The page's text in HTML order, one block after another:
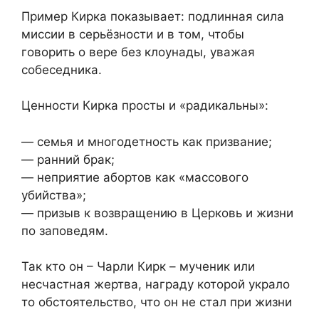
Пример Кирка показывает: подлинная сила
миссии в серьёзности и в том, чтобы
говорить о вере без клоунады, уважая
собеседника.
Ценности Кирка просты и «радикальны»:
— семья и многодетность как призвание;
— ранний брак;
— неприятие абортов как «массового
убийства»;
— призыв к возвращению в Церковь и жизни
по заповедям.
Так кто он – Чарли Кирк – мученик или
несчастная жертва, награду которой украло
то обстоятельство, что он не стал при жизни